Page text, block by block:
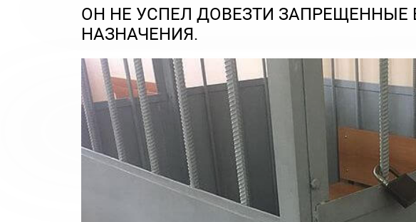
ОН НЕ УСПЕЛ ДОВЕЗТИ ЗАПРЕЩЕННЫЕ
НАЗНАЧЕНИЯ.